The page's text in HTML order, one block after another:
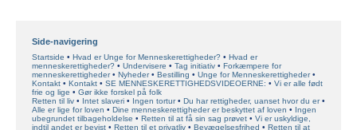
Side-navigering
Startside Hvad er Unge for Menneskerettigheder?
Hvad er
menneskerettigheder?
Undervisere Tag initiativ
Forkæmpere for
menneskerettigheder
Nyheder Bestilling
Unge for Menneskerettigheder
Kontakt
Kontakt SE MENNESKERETTIGHEDSVIDEOERNE:
Vi er alle født
frie og lige
Gør ikke forskel på folk
Retten til liv
Intet slaveri Ingen tortur
Du har rettigheder, uanset hvor du er
Alle er lige for loven
Dine menneskerettigheder er beskyttet af loven
Ingen
ubegrundet tilbageholdelse
Retten til at få sin sag prøvet
Vi er uskyldige,
indtil andet er bevist
Retten til et privatliv Bevægelsesfrihed Retten til at